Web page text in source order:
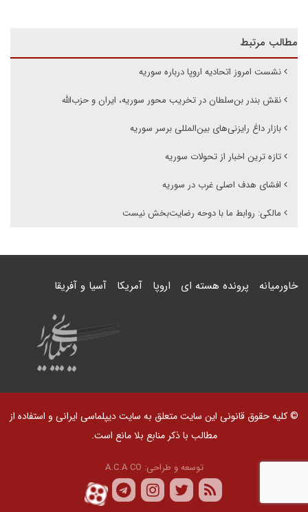
مطالب مرتبط
نشست امروز اتحادیه اروپا درباره سوریه
نقش بندر بن‌سلطان در تخریب محور سوریه‌، ‌ایران‌ و حزب‌الله
بازار داغ رایزنی‌های بین‌المللی برسر سوریه
تازه ترین اخبار از تحولات سوریه
افشای هدف اصلی غرب در سوریه
مالکی: روابط ما با دوحه رضایت‌بخش نیست
خاورمیانه پرونده هسته ای اروپا آمریکا آسیا و آفریقا
© کلیه حقوق قانونی این سایت متعلق به سایت دیپلماسی ایرانی و استفاده از
مطالب با ذکر منابع بلا مانع است.
توسعه و طراحی: A.C.A CO